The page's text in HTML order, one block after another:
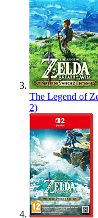
The Legend of
2)